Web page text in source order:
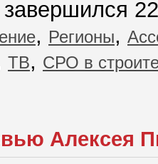
завершился
, Регионы,
ТВ, СРО в
Алексея